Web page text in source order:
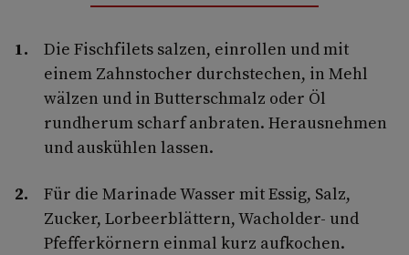
Die Fischfilets salzen, einrollen und mit
einem Zahnstocher durchstechen, in Mehl
wälzen und in Butterschmalz oder Öl
rundherum scharf anbraten. Herausnehmen
und auskühlen lassen.
Für die Marinade Wasser mit Essig, Salz,
Zucker, Lorbeerblättern, Wacholder- und
Pfefferkörnern einmal kurz aufkochen.